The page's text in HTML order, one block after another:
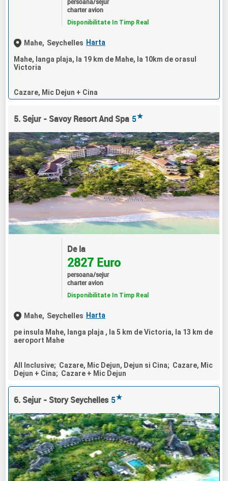
charter avion
Disponibilitate In Timp Real
Mahe, Seychelles Harta
Mahe, langa plaja, la 19 km de Mahe, la 10km de orasul
Victoria
Cazare, Mic Dejun + Cina
5. Sejur - Savoy Resort And Spa 5★
De la
2827 Euro
persoana/sejur
charter avion
Disponibilitate In Timp Real
Mahe, Seychelles Harta
pe insula Mahe, langa plaja , la 5 km de Victoria, la 13 km de
aeroport Mahe
All Inclusive; Cazare, Mic Dejun, Dejun si Cina; Cazare, Mic
Dejun + Cina; Cazare + Mic Dejun
6. Sejur - Story Seychelles 5★